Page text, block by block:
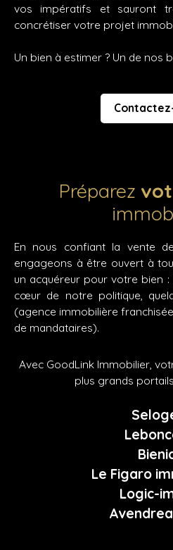
vos impératifs et sauront
concrétiser votre projet
Un bien à estimer ? Un de nos
Préparez
En nous confiant la vente
engageons à être ouvert à
un acquéreur pour votre bien
cœur de notre politique,
(agence immobilière
de mandataires).
Avec GoodLink Immobilier,
plus grands
Le Figaro
Logic-